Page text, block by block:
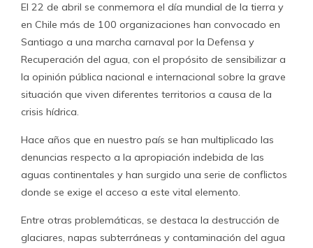
El 22 de abril se conmemora el día mundial de la tierra y
en Chile más de 100 organizaciones han convocado en
Santiago a una marcha carnaval por la Defensa y
Recuperación del agua, con el propósito de sensibilizar a
la opinión pública nacional e internacional sobre la grave
situación que viven diferentes territorios a causa de la
crisis hídrica.
Hace años que en nuestro país se han multiplicado las
denuncias respecto a la apropiación indebida de las
aguas continentales y han surgido una serie de conflictos
donde se exige el acceso a este vital elemento.
Entre otras problemáticas, se destaca la destrucción de
glaciares, napas subterráneas y contaminación del agua